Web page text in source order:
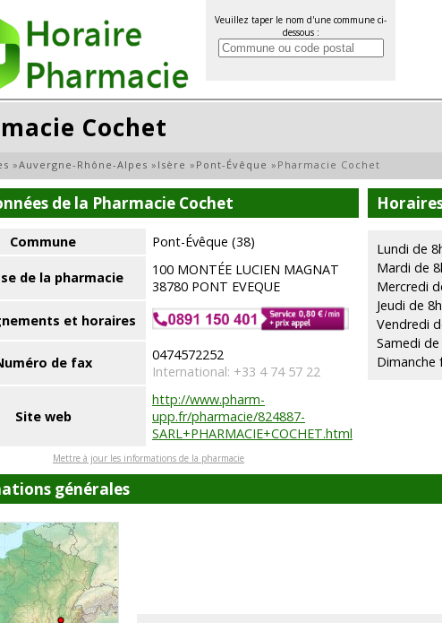
Veuillez taper le nom d'une commune ci-
dessous :
Cochet
»Auvergne-Rhône-Alpes » Isère » Pont-Évêque » Pharmacie Cochet
de la Pharmacie Cochet
Commune Pont-Évêque (38)
de la pharmacie
100 MONTÉE LUCIEN MAGNAT
38780 PONT EVEQUE
et horaires
de fax
0474572252
International: +33 4 74 57 22
Site web
http://www.pharm-
upp.fr/pharmacie/824887-
SARL+PHARMACIE+COCHET.html
Mettre à jour les informations de la pharmacie
Lundi de
Mardi de
Mercredi
Jeudi de
Vendredi
Samedi
Dimanche
générales